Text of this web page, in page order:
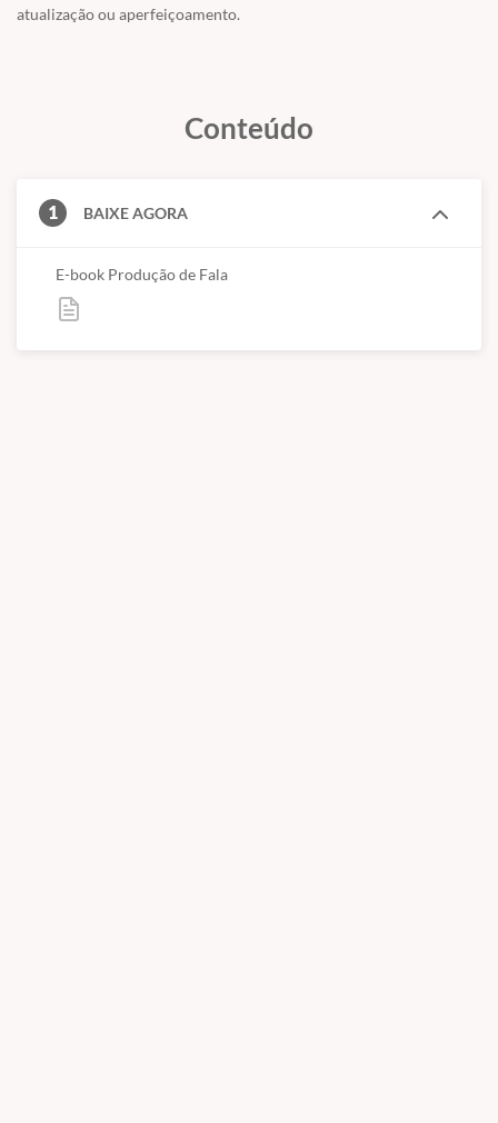
DETALHES:
Ao se matricular, você deverá entrar com o seu LOGIN para ter
Este guia foi produzido pela Fonoaudióloga Erica Sitta CRFa 2
atualização ou aperfeiçoamento.
Conteúdo
1 BAIXE AGORA
E-book Produção de Fala